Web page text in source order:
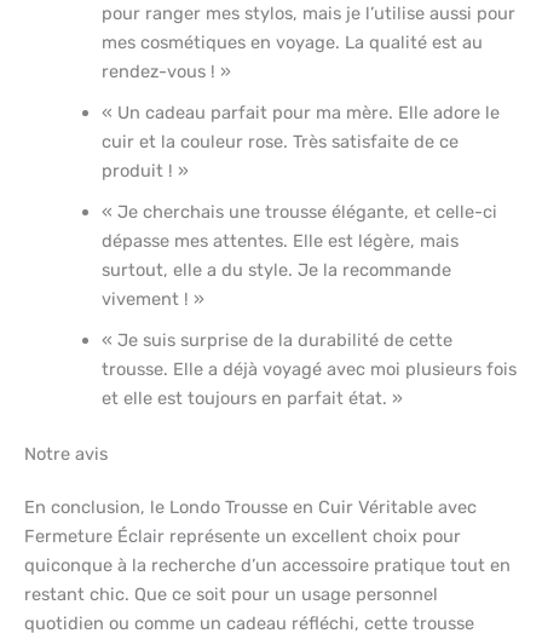
pour ranger mes stylos, mais je l’utilise aussi pour
mes cosmétiques en voyage. La qualité est au
rendez-vous ! »
« Un cadeau parfait pour ma mère. Elle adore le
cuir et la couleur rose. Très satisfaite de ce
produit ! »
« Je cherchais une trousse élégante, et celle-ci
dépasse mes attentes. Elle est légère, mais
surtout, elle a du style. Je la recommande
vivement ! »
« Je suis surprise de la durabilité de cette
trousse. Elle a déjà voyagé avec moi plusieurs fois
et elle est toujours en parfait état. »
Notre avis
En conclusion, le Londo Trousse en Cuir Véritable avec
Fermeture Éclair représente un excellent choix pour
quiconque à la recherche d’un accessoire pratique tout en
restant chic. Que ce soit pour un usage personnel
quotidien ou comme un cadeau réfléchi, cette trousse